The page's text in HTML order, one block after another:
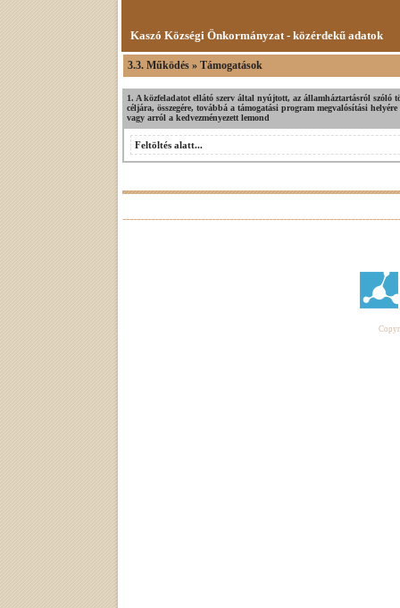
Kaszó Községi Önkormányzat - közérdekű adatok
3.3. Működés » Támogatások
1. A közfeladatot ellátó szerv által nyújtott, az államháztartásról szóló
céljára, összegére, továbbá a támogatási program megvalósítási
vagy arról a kedvezményezett lemond
Feltöltés alatt...